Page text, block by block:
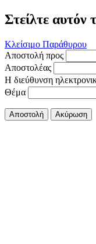
Στείλτε αυτόν
Κλείσιμο Παράθυρου
Αποστολή προς
Αποστολέας
Η διεύθυνση
Θέμα
Αποστολή Ακύρωση